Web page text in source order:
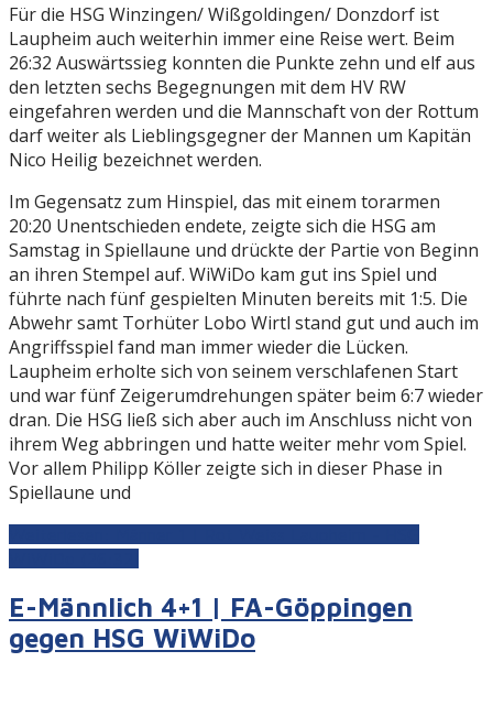
Für die HSG Winzingen/ Wißgoldingen/ Donzdorf ist
Laupheim auch weiterhin immer eine Reise wert. Beim
26:32 Auswärtssieg konnten die Punkte zehn und elf aus
den letzten sechs Begegnungen mit dem HV RW
eingefahren werden und die Mannschaft von der Rottum
darf weiter als Lieblingsgegner der Mannen um Kapitän
Nico Heilig bezeichnet werden.
Im Gegensatz zum Hinspiel, das mit einem torarmen
20:20 Unentschieden endete, zeigte sich die HSG am
Samstag in Spiellaune und drückte der Partie von Beginn
an ihren Stempel auf. WiWiDo kam gut ins Spiel und
führte nach fünf gespielten Minuten bereits mit 1:5. Die
Abwehr samt Torhüter Lobo Wirtl stand gut und auch im
Angriffsspiel fand man immer wieder die Lücken.
Laupheim erholte sich von seinem verschlafenen Start
und war fünf Zeigerumdrehungen später beim 6:7 wieder
dran. Die HSG ließ sich aber auch im Anschluss nicht von
ihrem Weg abbringen und hatte weiter mehr vom Spiel.
Vor allem Philipp Köller zeigte sich in dieser Phase in
Spiellaune und
E-Männlich 4+1 | FA-Göppingen
gegen HSG WiWiDo